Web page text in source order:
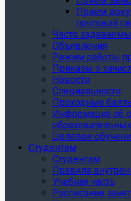
Прием
почтовой
Часто
Объявления
Режим работы
Приказы о
Новости
Специальности
Проходные
Информация об
Целевое
Студентам
Студентам
Правила
Учебная часть
Расписание